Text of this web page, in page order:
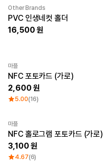
Other Brands
PVC 인생네컷 홀더
16,500
마플
NFC 포토카드 (가로)
2,600
5.00(16)
마플
NFC 홀로그램 포토카드 (가로)
3,100
4.67(6)
단체티